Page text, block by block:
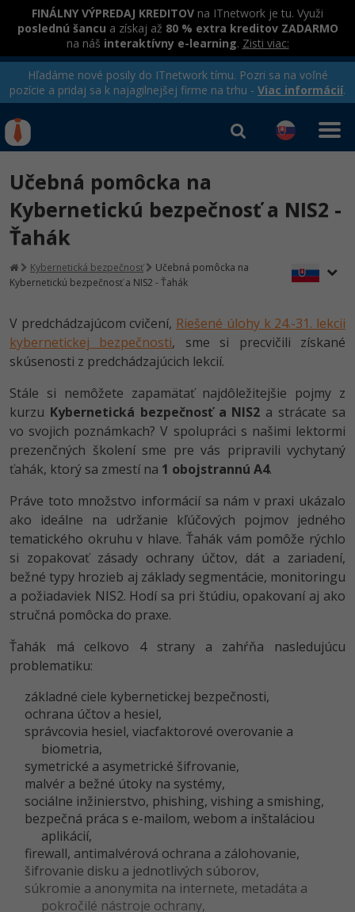
FINÁLNY VÝPREDAJ KREDITOV na ITnetwork je tu. Využi
poslednú šancu a získaj až 80 % extra kreditov ZADARMO
na náš interaktívny e-learning. Zisti viac:
Hľadáme nové posily do ITnetwork tímu. Pozri sa na voľné
pozície a pridaj sa k najagilnejšej firme na trhu - Viac informácií.
Rekvalifikačné kurzy
hradené úradom práce
Ako začať?
C# .NET -80%
-80%
JavaScript -80%
PHP -80%
Swift -80%
Kotlin -80%
Céčko -80%
SQL
UML -80%
Algoritmy -41%
Umelá inteligencia -10%
Pre deti
Viac
Fórum
Kurzy e-commerce
Marketing -30%
SEO -30%
UX
Copywriting -30%
MS Office -80%
Google Dokumenty
Time management
Linux a UNIX
Siete
Kybernetická bezpečnost
Elektronický podpis
Windows
Prihlásiť sa| Registrovať
Učebná pomôcka na
Kybernetickú bezpečnosť a NIS2 -
Ťahák
Kybernetická bezpečnosť
Učebná pomôcka na
Kybernetickú bezpečnosť a NIS2 - Ťahák
V predchádzajúcom cvičení, Riešené úlohy k 24.-31. lekcii
kybernetickej bezpečnosti, sme si precvičili získané
skúsenosti z predchádzajúcich lekcií.
Stále si nemôžete zapamätať najdôležitejšie pojmy z
kurzu Kybernetická bezpečnosť a NIS2 a strácate sa
vo svojich poznámkach? V spolupráci s našimi lektormi
prezenčných školení sme pre vás pripravili vychytaný
ťahák, ktorý sa zmestí na 1 obojstrannú A4.
Práve toto množstvo informácií sa nám v praxi ukázalo
ako ideálne na udržanie kľúčových pojmov jedného
tematického okruhu v hlave. Ťahák vám pomôže rýchlo
si zopakovať zásady ochrany účtov, dát a zariadení,
bežné typy hrozieb aj základy segmentácie, monitoringu
a požiadaviek NIS2. Hodí sa pri štúdiu, opakovaní aj ako
stručná pomôcka do praxe.
Ťahák má celkovo 4 strany a zahŕňa nasledujúcu
problematiku:
základné ciele kybernetickej bezpečnosti,
ochrana účtov a hesiel,
správcovia hesiel, viacfaktorové overovanie a
biometria,
symetrické a asymetrické šifrovanie,
malvér a bežné útoky na systémy,
sociálne inžinierstvo, phishing, vishing a smishing,
bezpečná práca s e-mailom, webom a inštaláciou
aplikácií,
firewall, antimalvérová ochrana a zálohovanie,
šifrovanie disku a jednotlivých súborov,
súkromie a anonymita na internete, metadáta a
pokročilé nástroje ochrany,